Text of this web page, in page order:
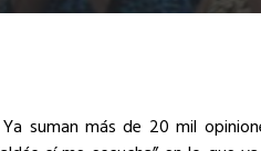
suman más de 20 mil